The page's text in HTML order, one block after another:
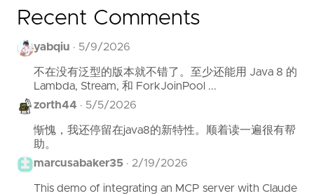
Recent Comments
yabqiu · 5/9/2026
不在没有泛型的版本就不错了。至少还能用 Java 8 的
Lambda, Stream, 和 ForkJoinPool ...
zorth44 · 5/5/2026
惭愧，我还停留在java8的新特性。顺着读一遍很有帮
助。
marcusabaker35 · 2/19/2026
This demo of integrating an MCP server with Claude